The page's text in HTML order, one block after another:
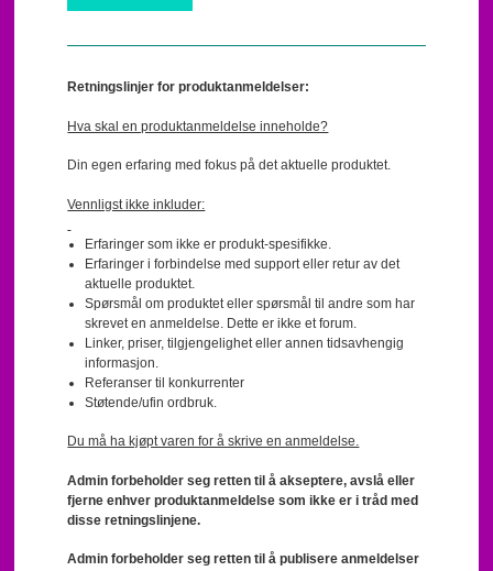
Retningslinjer for produktanmeldelser:
Hva skal en produktanmeldelse inneholde?
Din egen erfaring med fokus på det aktuelle produktet.
Vennligst ikke inkluder:
Erfaringer som ikke er produkt-spesifikke.
Erfaringer i forbindelse med support eller retur av det
aktuelle produktet.
Spørsmål om produktet eller spørsmål til andre som har
skrevet en anmeldelse. Dette er ikke et forum.
Linker, priser, tilgjengelighet eller annen tidsavhengig
informasjon.
Referanser til konkurrenter
Støtende/ufin ordbruk.
Du må ha kjøpt varen for å skrive en anmeldelse.
Admin forbeholder seg retten til å akseptere, avslå eller
fjerne enhver produktanmeldelse som ikke er i tråd med
disse retningslinjene.
Admin forbeholder seg retten til å publisere anmeldelser